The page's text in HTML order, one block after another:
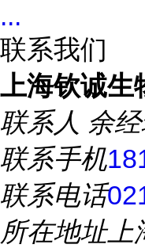
...
联系我们
上海钦诚生
联系人 余
联系手机
联系电话
所在地址上